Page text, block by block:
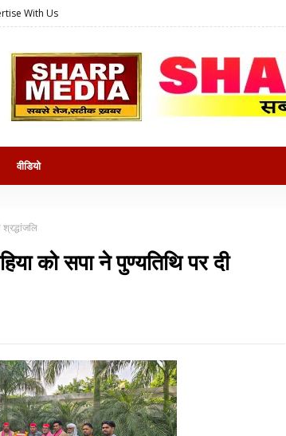
With Us
वीडियो
श्रद्धांजलि
को सपा ने पुण्यतिथि पर दी